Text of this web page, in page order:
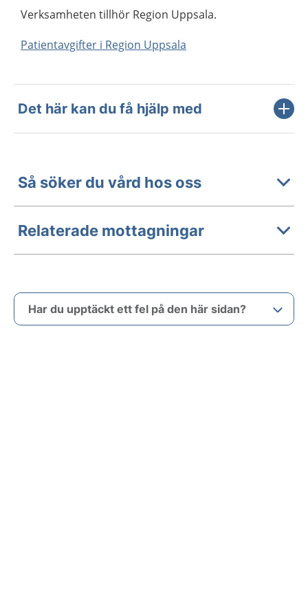
Verksamheten tillhör Region Uppsala.
Patientavgifter i Region Uppsala
Det här kan du få hjälp med
Så söker du vård hos oss
Relaterade mottagningar
Har du upptäckt ett fel på den här sidan?